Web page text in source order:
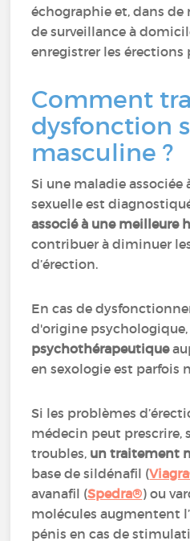
échographie et, dans de
de surveillance à
enregistrer les
Comment
dysfonction
masculine ?
Si une maladie associée
sexuelle est
associé à une meilleure
contribuer à diminuer
d’érection.
En cas de
d'origine psychologique,
psychothérapeutique
en sexologie est parfois
Si les problèmes
médecin peut prescrire,
troubles, un traitement
base de sildénafil (
avanafil (Spedra®) ou
molécules augmentent
pénis en cas de